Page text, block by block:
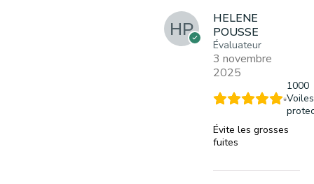
HELENE
POUSSE
Évaluateur
3 novembre
2025
1000
Évite les grosses
fuites